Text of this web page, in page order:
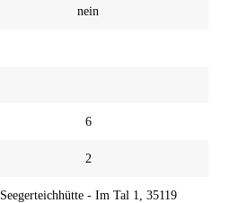
nein
6
2
Seegerteichhütte - Im Tal 1, 35119